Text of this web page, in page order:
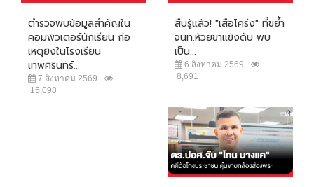
ตำรวจพบข้อมูลสำคัญใน
คอมพิวเตอร์นักเรียน ก่อ
เหตุยิงในโรงเรียน
เทพศิรินทร์...
7 สิงหาคม 2569
15,098
สืบรู้แล้ว! "เสือโคร่ง" ที่ขย้ำ
จนท.ห้วยขาแข้งดับ พบ
เป็น...
6 สิงหาคม 2569
8,691